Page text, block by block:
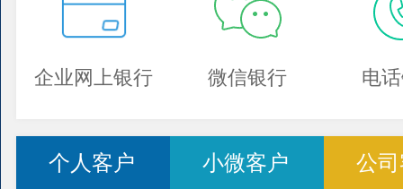
企业网上银行 微信银行 电
个人客户 小微客户 公